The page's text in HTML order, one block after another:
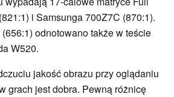
i Samsunga 700Z7C (870:1).
odnotowano także w teście
W520.
jakość obrazu przy oglądaniu
grach jest dobra. Pewną różnicę